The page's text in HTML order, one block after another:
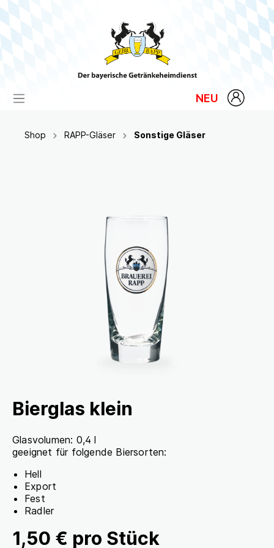
NEU
Shop RAPP-Gläser Sonstige Gläser
Bierglas klein
Glasvolumen: 0,4 l
geeignet für folgende Biersorten:
Hell
Export
Fest
Radler
1,50 € pro Stück